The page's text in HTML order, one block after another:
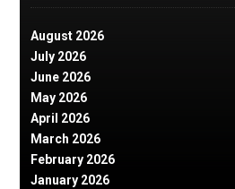
August 2026
July 2026
June 2026
May 2026
April 2026
March 2026
February 2026
January 2026